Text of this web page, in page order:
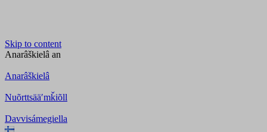
Skip to content
Anarâškielâ an
Anarâškielâ
Nuõrttsääʹmǩiõll
Davvisámegiella